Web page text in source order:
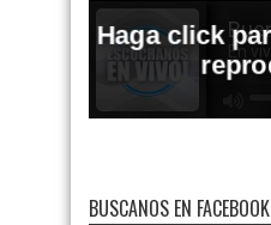
BUSCANOS EN FACEBOOK